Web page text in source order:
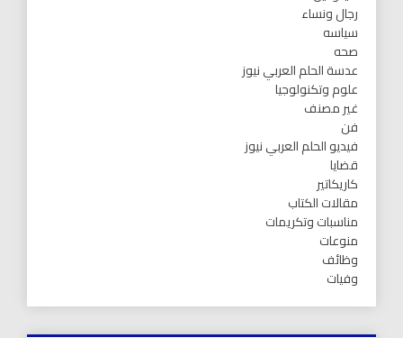
رجال ونساء
سياسه
صحه
عدسة الحلم العربي نيوز
علوم وتكنولوجيا
غير مصنف
فن
فيديو الحلم العربي نيوز
قضايا
كاريكاتير
مقالات الكتاب
مناسبات وتكريمات
منوعات
وظائف
وفيات